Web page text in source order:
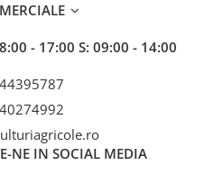
- 17:00 S: 09:00 - 14:00
NE IN SOCIAL MEDIA